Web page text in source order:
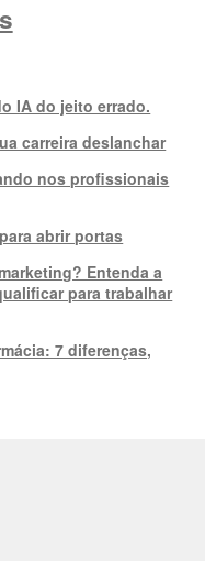
IA do jeito errado.
carreira deslanchar
nos profissionais
abrir portas
Entenda a
para trabalhar
7 diferenças,